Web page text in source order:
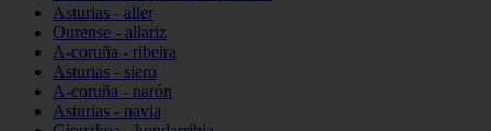
Asturias - aller
Ourense - allariz
A-coruña - ribeira
Asturias - siero
A-coruña - narón
Asturias - navia